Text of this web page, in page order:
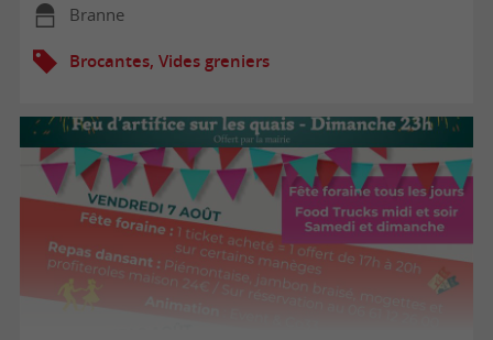
Branne
Brocantes, Vides greniers